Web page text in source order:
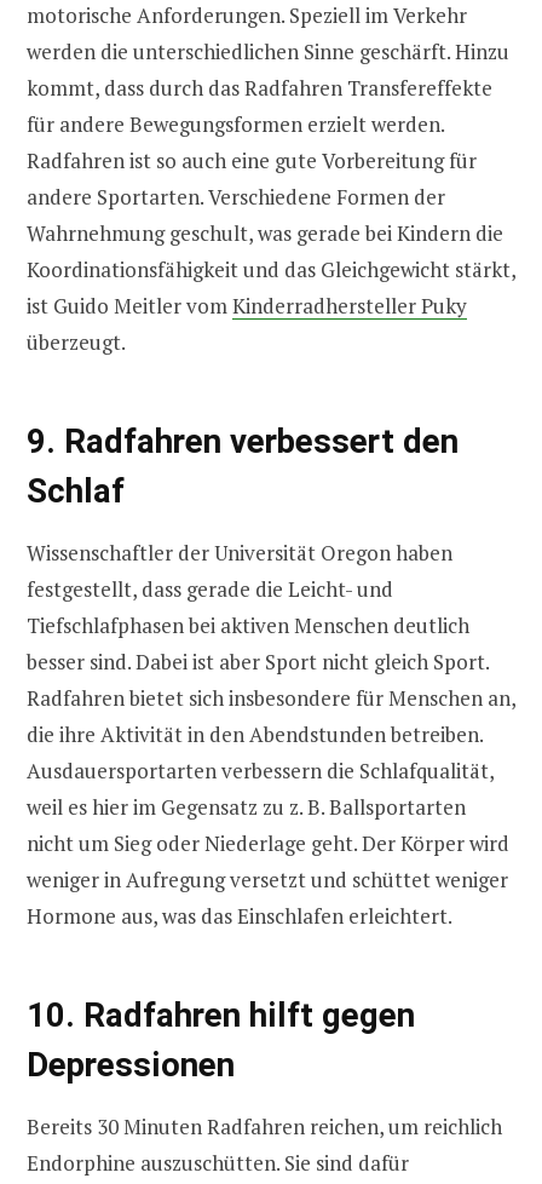
motorische Anforderungen. Speziell im Verkehr
werden die unterschiedlichen Sinne geschärft. Hinzu
kommt, dass durch das Radfahren Transfereffekte
für andere Bewegungsformen erzielt werden.
Radfahren ist so auch eine gute Vorbereitung für
andere Sportarten. Verschiedene Formen der
Wahrnehmung geschult, was gerade bei Kindern die
Koordinationsfähigkeit und das Gleichgewicht stärkt,
ist Guido Meitler vomKinderradhersteller Puky
überzeugt.
9. Radfahren verbessert den
Schlaf
Wissenschaftler der Universität Oregon haben
festgestellt, dass gerade die Leicht- und
Tiefschlafphasen bei aktiven Menschen deutlich
besser sind. Dabei ist aber Sport nicht gleich Sport.
Radfahren bietet sich insbesondere für Menschen an,
die ihre Aktivität in den Abendstunden betreiben.
Ausdauersportarten verbessern die Schlafqualität,
weil es hier im Gegensatz zu z. B. Ballsportarten
nicht um Sieg oder Niederlage geht. Der Körper wird
weniger in Aufregung versetzt und schüttet weniger
Hormone aus, was das Einschlafen erleichtert.
10. Radfahren hilft gegen
Depressionen
Bereits 30 Minuten Radfahren reichen, um reichlich
Endorphine auszuschütten. Sie sind dafür